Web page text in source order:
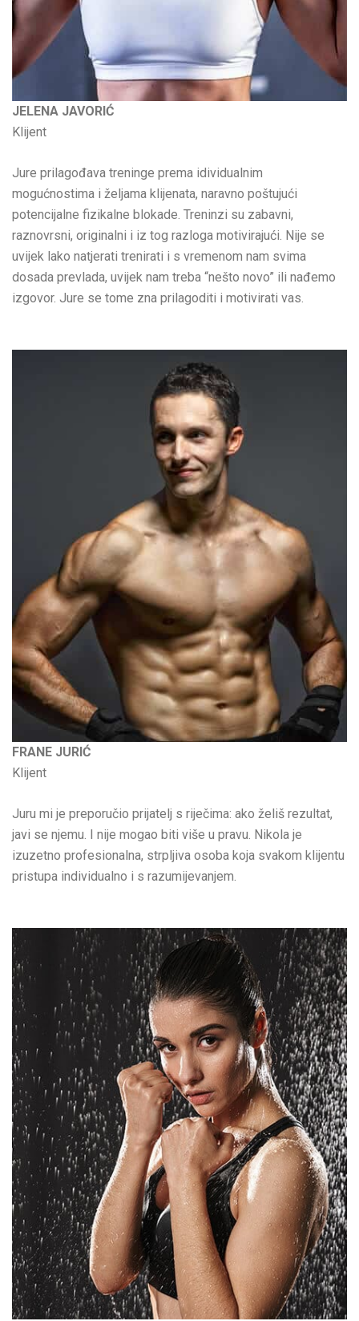
JELENA JAVORIĆ
Klijent
Jure prilagođava treninge prema idividualnim
mogućnostima i željama klijenata, naravno poštujući
potencijalne fizikalne blokade. Treninzi su zabavni,
raznovrsni, originalni i iz tog razloga motivirajući. Nije se
uvijek lako natjerati trenirati i s vremenom nam svima
dosada prevlada, uvijek nam treba “nešto novo” ili nađemo
izgovor. Jure se tome zna prilagoditi i motivirati vas.
FRANE JURIĆ
Klijent
Juru mi je preporučio prijatelj s riječima: ako želiš rezultat,
javi se njemu. I nije mogao biti više u pravu. Nikola je
izuzetno profesionalna, strpljiva osoba koja svakom klijentu
pristupa individualno i s razumijevanjem.